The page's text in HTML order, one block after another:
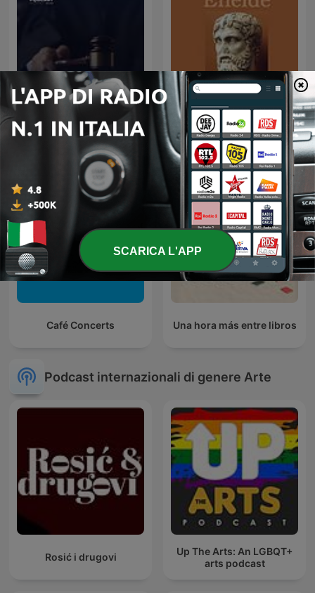
أغرب القضايا Eneide
Café Concerts Una hora más entre libros
Podcast internazionali di genere Arte
Rosić i drugovi
Up The Arts: An LGBQT+
arts podcast
SCARICA L'APP